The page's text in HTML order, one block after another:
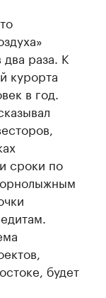
раза. К
курорта
в год.
сроки по
будет